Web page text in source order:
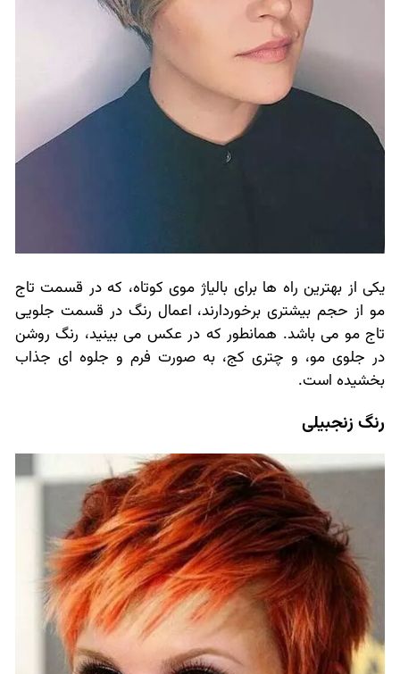
یکی از بهترین راه ها برای بالیاژ موی کوتاه، که در قسمت تاج
مو از حجم بیشتری برخوردارند، اعمال رنگ در قسمت جلویی
تاج مو می باشد. همانطور که در عکس می بینید، رنگ روشن
در جلوی مو، و چتری کج، به صورت فرم و جلوه ای جذاب
بخشیده است.
رنگ زنجبیلی